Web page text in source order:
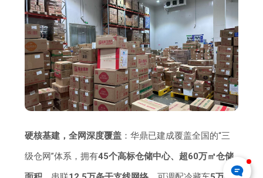
硬核基建，全网深度覆盖 ：华鼎已建成覆盖全国的“三
级仓网”体系，拥有45个高标仓储中心、超60万㎡仓储